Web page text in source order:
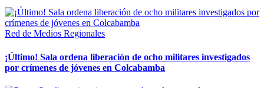
Red de Medios Regionales
¡Último! Sala ordena liberación de ocho militares investigados
por crímenes de jóvenes en Colcabamba